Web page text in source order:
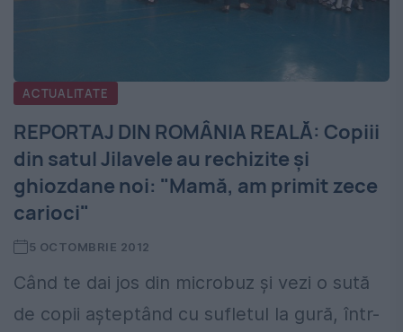
ACTUALITATE
REPORTAJ DIN ROMÂNIA REALĂ: Copiii
din satul Jilavele au rechizite şi
ghiozdane noi: "Mamă, am primit zece
carioci"
5 OCTOMBRIE 2012
Când te dai jos din microbuz şi vezi o sută
de copii aşteptând cu sufletul la gură, într-